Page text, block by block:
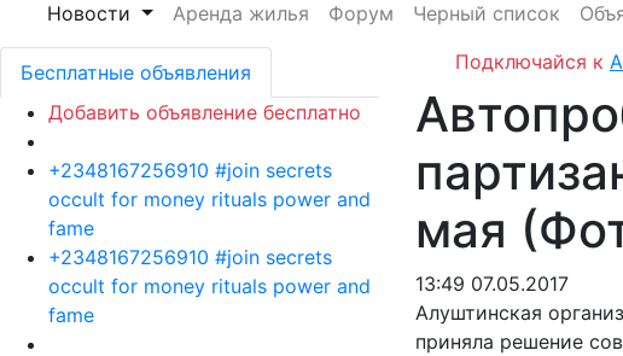
Новости
Аренда жилья Форум Черный список
Подключайся к
мая
13:49 07.05.2017
Алуштинская
приняла решение
Бесплатные объявления
Добавить объявление бесплатно
+2348167256910 #join secrets
occult for money rituals power and
fame
+2348167256910 #join secrets
occult for money rituals power and
fame